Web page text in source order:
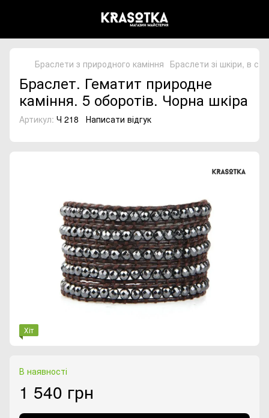
Браслети з природного каміння Браслети зі шкіри, в
Браслет. Гематит природне
каміння. 5 оборотів. Чорна шкіра
Артикул: Ч 218 Написати відгук
Хіт
В наявності
1 540 грн